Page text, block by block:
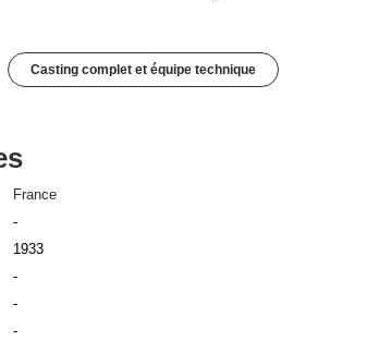
Casting complet et équipe technique
France
-
1933
-
-
-